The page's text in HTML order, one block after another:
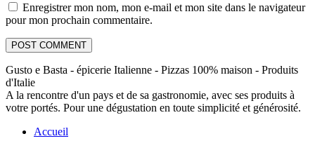
Enregistrer mon nom, mon e-mail et mon site dans le navigateur
pour mon prochain commentaire.
Gusto e Basta - épicerie Italienne - Pizzas 100% maison - Produits
d'Italie
A la rencontre d'un pays et de sa gastronomie, avec ses produits à
votre portés. Pour une dégustation en toute simplicité et générosité.
Accueil